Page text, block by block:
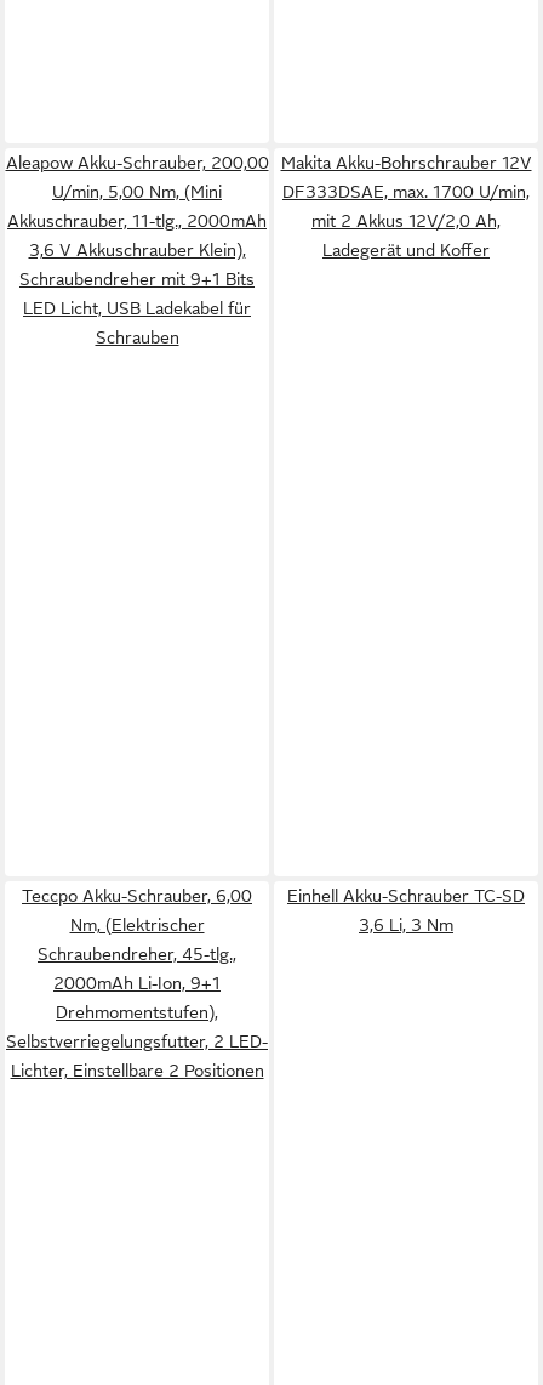
Aleapow Akku-Schrauber, 200,00
U/min, 5,00 Nm, (Mini
Akkuschrauber, 11-tlg., 2000mAh
3,6 V Akkuschrauber Klein),
Schraubendreher mit 9+1 Bits
LED Licht, USB Ladekabel für
Schrauben
Makita Akku-Bohrschrauber 12V
DF333DSAE, max. 1700 U/min,
mit 2 Akkus 12V/2,0 Ah,
Ladegerät und Koffer
Teccpo Akku-Schrauber, 6,00
Nm, (Elektrischer
Schraubendreher, 45-tlg.,
2000mAh Li-Ion, 9+1
Drehmomentstufen),
Selbstverriegelungsfutter, 2 LED-
Lichter, Einstellbare 2 Positionen
Einhell Akku-Schrauber TC-SD
3,6 Li, 3 Nm